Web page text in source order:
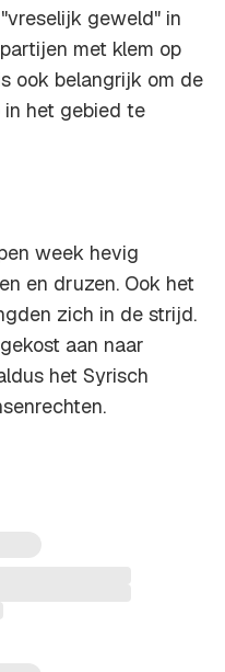
geweld" in
met klem op
ook belangrijk om de
in het gebied te
week hevig
en druzen. Ook het
zich in de strijd.
aan naar
het Syrisch